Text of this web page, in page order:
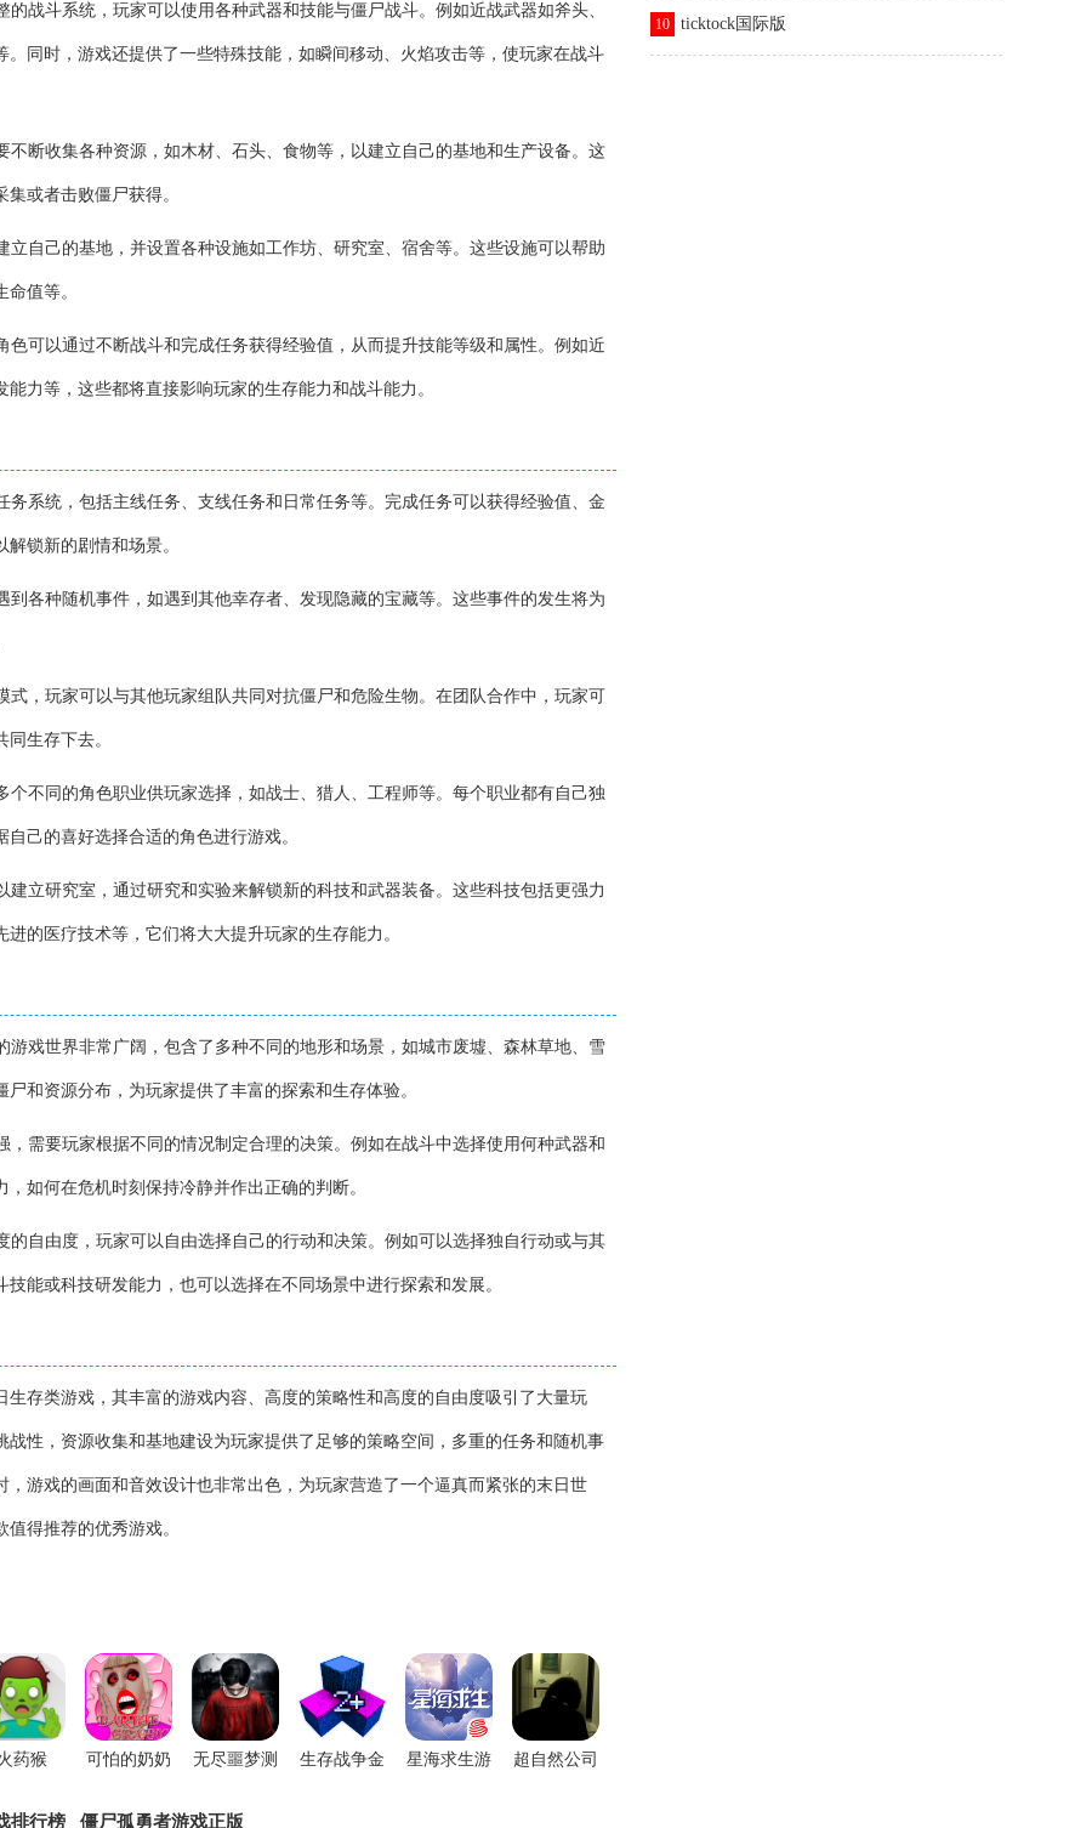
的战斗系统，玩家可以使用各种武器和技能与僵尸战斗。例如近战武器如斧头、
。同时，游戏还提供了一些特殊技能，如瞬间移动、火焰攻击等，使玩家在战斗
不断收集各种资源，如木材、石头、食物等，以建立自己的基地和生产设备。这
或者击败僵尸获得。
立自己的基地，并设置各种设施如工作坊、研究室、宿舍等。这些设施可以帮助
值等。
色可以通过不断战斗和完成任务获得经验值，从而提升技能等级和属性。例如近
力等，这些都将直接影响玩家的生存能力和战斗能力。
务系统，包括主线任务、支线任务和日常任务等。完成任务可以获得经验值、金
锁新的剧情和场景。
到各种随机事件，如遇到其他幸存者、发现隐藏的宝藏等。这些事件的发生将为
式，玩家可以与其他玩家组队共同对抗僵尸和危险生物。在团队合作中，玩家可
生存下去。
个不同的角色职业供玩家选择，如战士、猎人、工程师等。每个职业都有自己独
己的喜好选择合适的角色进行游戏。
建立研究室，通过研究和实验来解锁新的科技和武器装备。这些科技包括更强力
的医疗技术等，它们将大大提升玩家的生存能力。
游戏世界非常广阔，包含了多种不同的地形和场景，如城市废墟、森林草地、雪
和资源分布，为玩家提供了丰富的探索和生存体验。
，需要玩家根据不同的情况制定合理的决策。例如在战斗中选择使用何种武器和
如何在危机时刻保持冷静并作出正确的判断。
的自由度，玩家可以自由选择自己的行动和决策。例如可以选择独自行动或与其
能或科技研发能力，也可以选择在不同场景中进行探索和发展。
生存类游戏，其丰富的游戏内容、高度的策略性和高度的自由度吸引了大量玩
战性，资源收集和基地建设为玩家提供了足够的策略空间，多重的任务和随机事
，游戏的画面和音效设计也非常出色，为玩家营造了一个逼真而紧张的末日世
得推荐的优秀游戏。
药猴 可怕的奶奶
酒吧惊魂手
无尽噩梦测
试版
生存战争金 星海求生游 超自然公司
排行榜 僵尸孤勇者游戏正版
10 ticktock国际版